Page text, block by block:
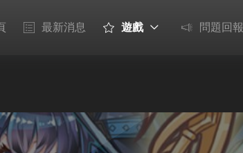
最新消息 遊戲 問題回報